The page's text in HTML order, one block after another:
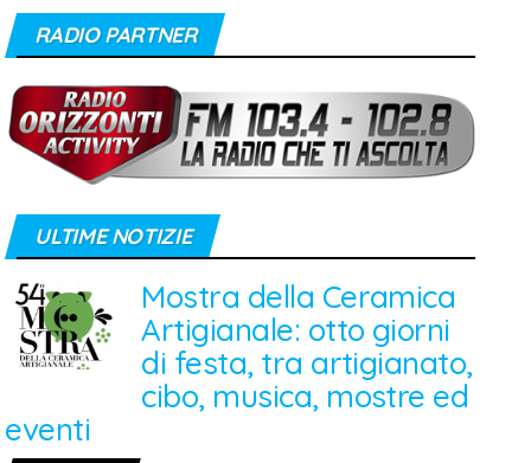
RADIO PARTNER
ULTIME NOTIZIE
Mostra della Ceramica
Artigianale: otto giorni
di festa, tra artigianato,
cibo, musica, mostre ed
eventi